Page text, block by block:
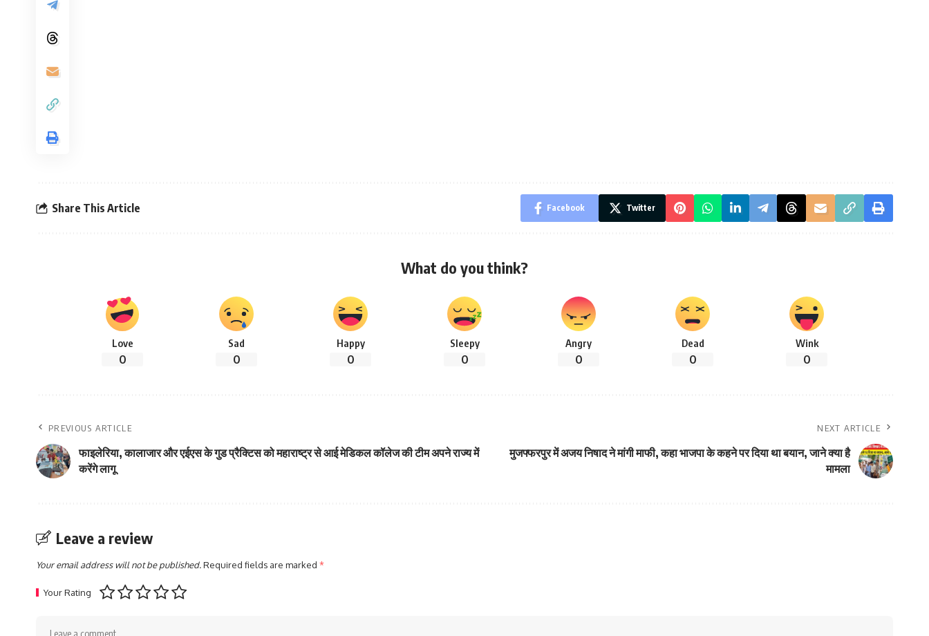
Share This Article Facebook Twitter
What do you think?
Love
0
Sad
0
Happy
0
Sleepy
0
Angry
0
Dead
0
Wink
0
PREVIOUS ARTICLE
फाइलेरिया, कालाजार और एईएस के गुड प्रैक्टिस को महाराष्ट्र से आई मेडिकल कॉलेज की टीम अपने राज्य में
करेंगे लागू
NEXT ARTICLE
मुजफ्फरपुर में अजय निषाद ने मांगी माफी, कहा भाजपा के कहने पर दिया था बयान, जाने क्या है
मामला
Leave a review
Your email address will not be published.Required fields are marked *
Your Rating